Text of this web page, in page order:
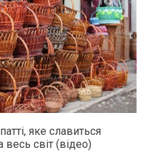
яке славиться
весь світ (відео)